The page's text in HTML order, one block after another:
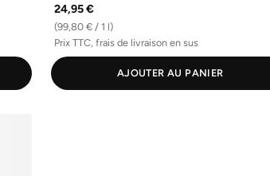
24,95 €
(99,80 € / 1 l)
Prix TTC, frais de livraison en sus
AJOUTER AU PANIER